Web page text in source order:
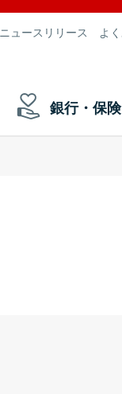
ニュースリリース よ
銀行・保険